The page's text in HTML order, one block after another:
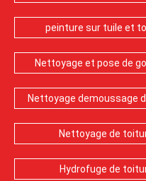
peinture sur tuile et
Nettoyage et pose de
Nettoyage demoussage
Nettoyage de
Hydrofuge de